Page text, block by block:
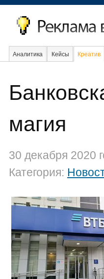
Аналитика Кейсы Креатив
магия
30 декабря 2020
Категория: